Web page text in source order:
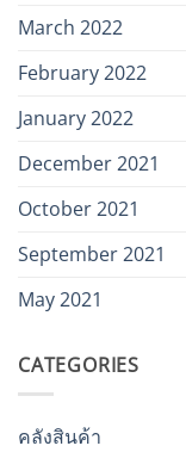
March 2022
February 2022
January 2022
December 2021
October 2021
September 2021
May 2021
CATEGORIES
คลังสินค้า